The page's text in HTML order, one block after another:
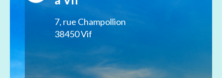
7, rue Champollion
38450 Vif